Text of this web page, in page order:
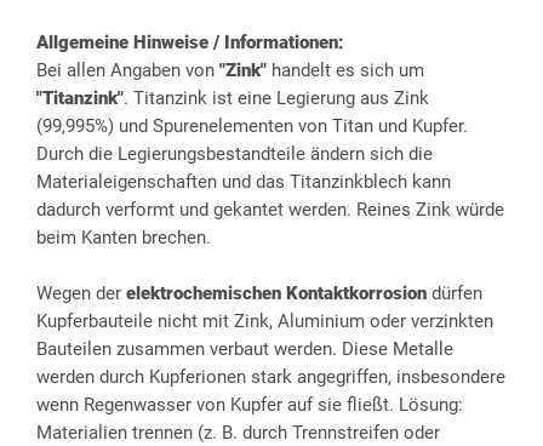
Allgemeine Hinweise / Informationen:
Bei allen Angaben von "Zink" handelt es sich um
"Titanzink". Titanzink ist eine Legierung aus Zink
(99,995%) und Spurenelementen von Titan und Kupfer.
Durch die Legierungsbestandteile ändern sich die
Materialeigenschaften und das Titanzinkblech kann
dadurch verformt und gekantet werden. Reines Zink würde
beim Kanten brechen.
Wegen der elektrochemischen Kontaktkorrosion dürfen
Kupferbauteile nicht mit Zink, Aluminium oder verzinkten
Bauteilen zusammen verbaut werden. Diese Metalle
werden durch Kupferionen stark angegriffen, insbesondere
wenn Regenwasser von Kupfer auf sie fließt. Lösung:
Materialien trennen (z. B. durch Trennstreifen oder